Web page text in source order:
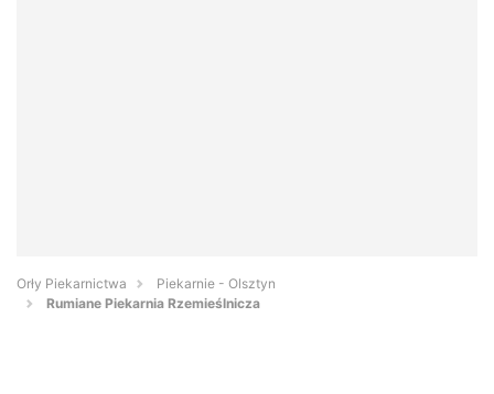
Orły Piekarnictwa
Piekarnie - Olsztyn
Rumiane Piekarnia Rzemieślnicza